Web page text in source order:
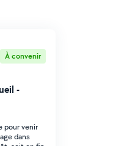
À convenir
-
pour venir
dans